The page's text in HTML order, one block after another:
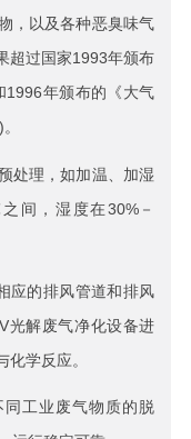
，以及各种恶臭味气
超过国家1993年颁布
1996年颁布的《大气
处理，如加温、加湿
间，湿度在30%－
应的排风管道和排风
光解废气净化设备进
学反应。
同工业废气物质的脱